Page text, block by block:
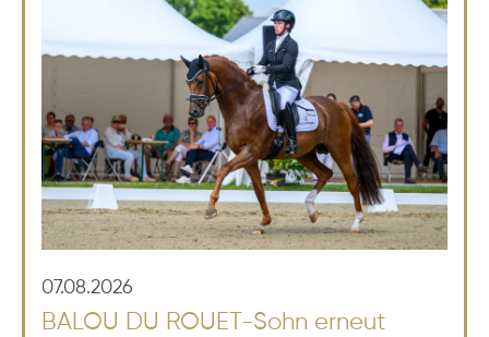
07.08.2026
BALOU DU ROUET-Sohn erneut